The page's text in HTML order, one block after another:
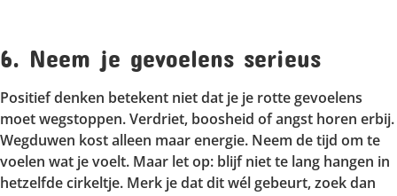
6. Neem je gevoelens serieus
Positief denken betekent niet dat je je rotte gevoelens
moet wegstoppen. Verdriet, boosheid of angst horen erbij.
Wegduwen kost alleen maar energie. Neem de tijd om te
voelen wat je voelt. Maar let op: blijf niet te lang hangen in
hetzelfde cirkeltje. Merk je dat dit wél gebeurt, zoek dan